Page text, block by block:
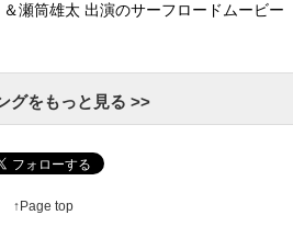
＆瀬筒雄太 出演のサーフロードムービー
グをもっと見る >>
↑Page top